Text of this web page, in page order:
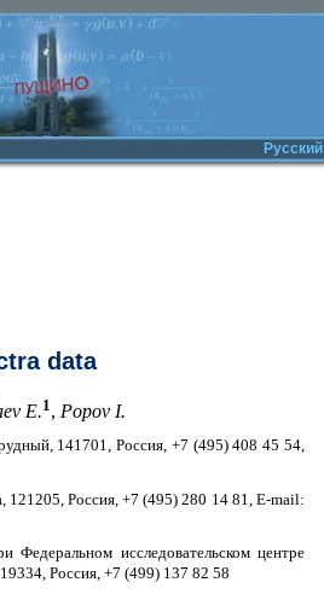
Русский
data
E.1 , Popov I.
141701, Россия, +7 (495) 408 45 54,
121205, Россия, +7 (495) 280 14 81, E-mail:
исследовательском центре
Россия, +7 (499) 137 82 58